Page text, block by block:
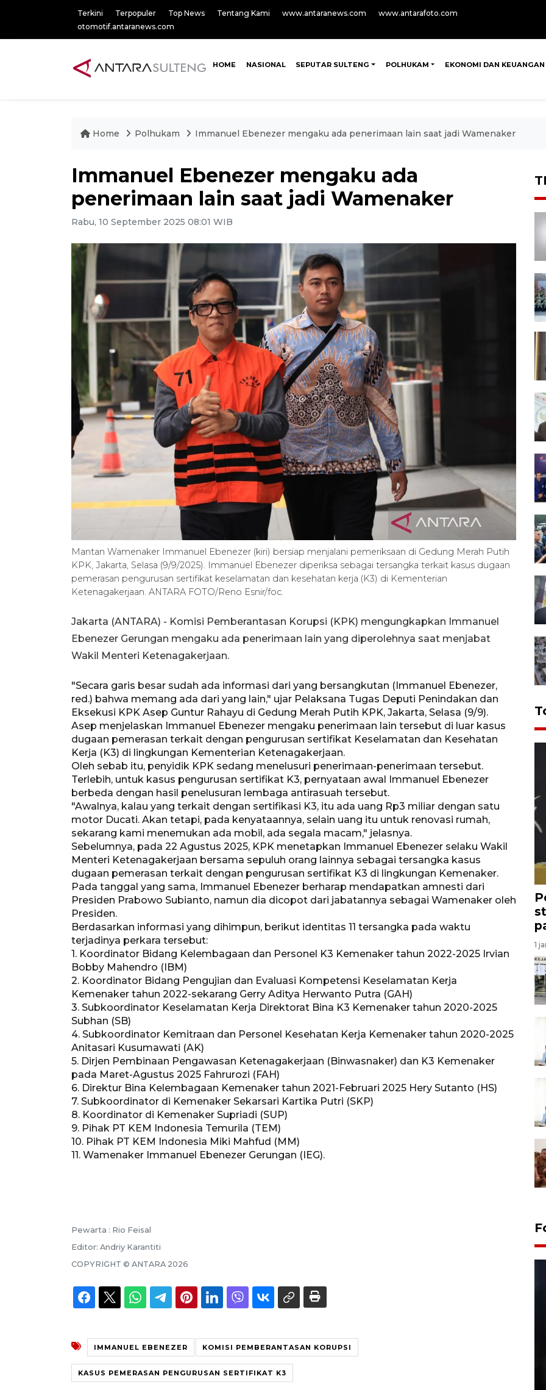
Terkini Terpopuler Top News Tentang Kami www.antaranews.com
www.antarafoto.com
otomotif.antaranews.com
HOME NASIONAL SEPUTAR SULTENG POLHUKAM EKONOMI DAN KEUANGAN
Home Polhukam Immanuel Ebenezer mengaku ada penerimaan lain saat jadi Wamenaker
Immanuel Ebenezer mengaku ada
penerimaan lain saat jadi Wamenaker
Rabu, 10 September 2025 08:01 WIB
Mantan Wamenaker Immanuel Ebenezer (kiri) bersiap menjalani pemeriksaan di Gedung Merah Putih
KPK, Jakarta, Selasa (9/9/2025). Immanuel Ebenezer diperiksa sebagai tersangka terkait kasus dugaan
pemerasan pengurusan sertifikat keselamatan dan kesehatan kerja (K3) di Kementerian
Ketenagakerjaan. ANTARA FOTO/Reno Esnir/foc.
Jakarta (ANTARA) - Komisi Pemberantasan Korupsi (KPK) mengungkapkan Immanuel
Ebenezer Gerungan mengaku ada penerimaan lain yang diperolehnya saat menjabat
Wakil Menteri Ketenagakerjaan.
"Secara garis besar sudah ada informasi dari yang bersangkutan (Immanuel Ebenezer,
red.) bahwa memang ada dari yang lain," ujar Pelaksana Tugas Deputi Penindakan dan
Eksekusi KPK Asep Guntur Rahayu di Gedung Merah Putih KPK, Jakarta, Selasa (9/9).
Asep menjelaskan Immanuel Ebenezer mengaku penerimaan lain tersebut di luar kasus
dugaan pemerasan terkait dengan pengurusan sertifikat Keselamatan dan Kesehatan
Kerja (K3) di lingkungan Kementerian Ketenagakerjaan.
Oleh sebab itu, penyidik KPK sedang menelusuri penerimaan-penerimaan tersebut.
Terlebih, untuk kasus pengurusan sertifikat K3, pernyataan awal Immanuel Ebenezer
berbeda dengan hasil penelusuran lembaga antirasuah tersebut.
"Awalnya, kalau yang terkait dengan sertifikasi K3, itu ada uang Rp3 miliar dengan satu
motor Ducati. Akan tetapi, pada kenyataannya, selain uang itu untuk renovasi rumah,
sekarang kami menemukan ada mobil, ada segala macam," jelasnya.
Sebelumnya, pada 22 Agustus 2025, KPK menetapkan Immanuel Ebenezer selaku Wakil
Menteri Ketenagakerjaan bersama sepuluh orang lainnya sebagai tersangka kasus
dugaan pemerasan terkait dengan pengurusan sertifikat K3 di lingkungan Kemenaker.
Pada tanggal yang sama, Immanuel Ebenezer berharap mendapatkan amnesti dari
Presiden Prabowo Subianto, namun dia dicopot dari jabatannya sebagai Wamenaker oleh
Presiden.
Berdasarkan informasi yang dihimpun, berikut identitas 11 tersangka pada waktu
terjadinya perkara tersebut:
1. Koordinator Bidang Kelembagaan dan Personel K3 Kemenaker tahun 2022-2025 Irvian
Bobby Mahendro (IBM)
2. Koordinator Bidang Pengujian dan Evaluasi Kompetensi Keselamatan Kerja
Kemenaker tahun 2022-sekarang Gerry Aditya Herwanto Putra (GAH)
3. Subkoordinator Keselamatan Kerja Direktorat Bina K3 Kemenaker tahun 2020-2025
Subhan (SB)
4. Subkoordinator Kemitraan dan Personel Kesehatan Kerja Kemenaker tahun 2020-2025
Anitasari Kusumawati (AK)
5. Dirjen Pembinaan Pengawasan Ketenagakerjaan (Binwasnaker) dan K3 Kemenaker
pada Maret-Agustus 2025 Fahrurozi (FAH)
6. Direktur Bina Kelembagaan Kemenaker tahun 2021-Februari 2025 Hery Sutanto (HS)
7. Subkoordinator di Kemenaker Sekarsari Kartika Putri (SKP)
8. Koordinator di Kemenaker Supriadi (SUP)
9. Pihak PT KEM Indonesia Temurila (TEM)
10. Pihak PT KEM Indonesia Miki Mahfud (MM)
11. Wamenaker Immanuel Ebenezer Gerungan (IEG).
Pewarta : Rio Feisal
Editor: Andriy Karantiti
COPYRIGHT © ANTARA 2026
IMMANUEL EBENEZER KOMISI PEMBERANTASAN KORUPSI
KASUS PEMERASAN PENGURUSAN SERTIFIKAT K3
1
Layanan pembuatan SIM Baru